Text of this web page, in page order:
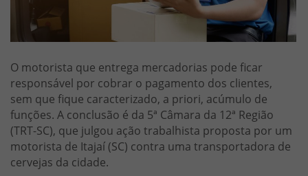
O motorista que entrega mercadorias pode ficar
responsável por cobrar o pagamento dos clientes,
sem que fique caracterizado, a priori, acúmulo de
funções. A conclusão é da 5ª Câmara da 12ª Região
(TRT-SC), que julgou ação trabalhista proposta por um
motorista de Itajaí (SC) contra uma transportadora de
cervejas da cidade.